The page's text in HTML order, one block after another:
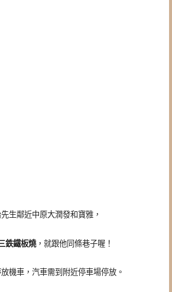
生鄰近中原大潤發和寶雅，
鉄鐵板燒，就跟他同條巷子喔！
機車，汽車需到附近停車場停放。